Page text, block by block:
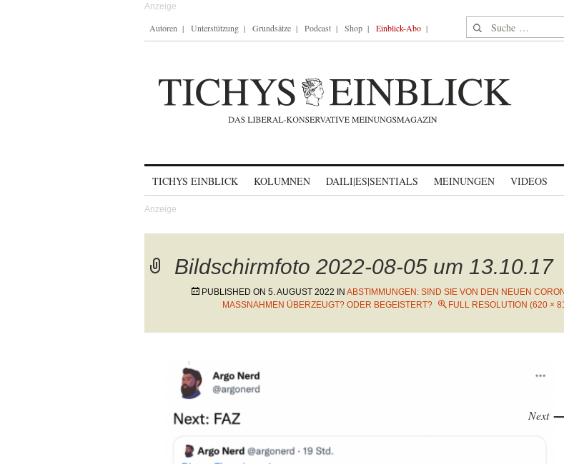
Autoren Unterstützung Grundsätze Podcast Shop Einblick-Abo Suche nach:
TICHYS EINBLICK KOLUMNEN DAILI|ES|SENTIALS MEINUNGEN VIDEOS
Bildschirmfoto 2022-08-05 um 13.10.17
PUBLISHED ON 5. AUGUST 2022 IN ABSTIMMUNGEN: SIND SIE VON DEN NEUEN
MASSNAHMEN ÜBERZEUGT? ODER BEGEISTERT?
FULL RESOLUTION (620 ×
Next